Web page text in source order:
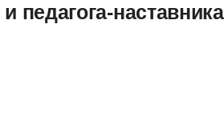
наставника